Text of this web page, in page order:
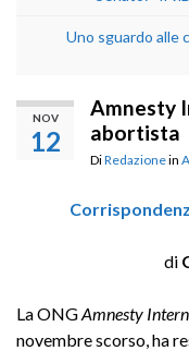
Uno sguardo alle
NOV
12
Amnesty
abortista
DiRedazionein
di
La ONGAmnesty
novembre scorso, ha